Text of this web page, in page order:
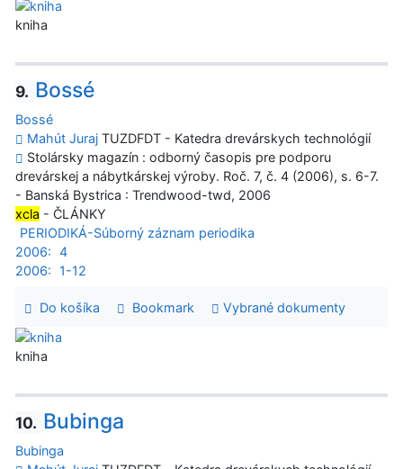
kniha
9. Bossé
Bossé
Mahút Juraj TUZDFDT - Katedra drevárskych technológií
Stolársky magazín : odborný časopis pre podporu
drevárskej a nábytkárskej výroby. Roč. 7, č. 4 (2006), s. 6-7.
- Banská Bystrica : Trendwood-twd, 2006
xcla - ČLÁNKY
PERIODIKÁ-Súborný záznam periodika
2006: 4
2006:
1-12
Do košíka Bookmark Vybrané dokumenty
kniha
10. Bubinga
Bubinga